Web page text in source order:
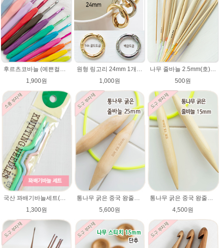
후르츠코바늘 (예쁜컬러 12색상)뜨개바늘 알루미늄코바늘
1,900원
원형 링고리 24mm 1개/가방부자재/원터치링/가방고리/태슬고리/열쇠고리 가방고리 키링 부자재
1,000원
나무 줄바늘 2.5mm(호)~12mm(호) 대바늘 나무바늘 뜨개용품 뜨개도구
500원
국산 꽈배기바늘세트(대/중/소) / 활형스타일
1,300원
통나무 굵은 중국 왕줄바늘(25mm)/총길이 82~84cm/루피망고모자뜨기 줄바늘/굵은대바늘/컨트리/컨트리뉴/매직소프트
5,600원
통나무 굵은 중국 왕줄바늘(15mm)/총길이 70~72cm/루피망고모자뜨기 줄바늘/굵은대바늘/네츄럴울/컨트리/컨트리뉴/매직소프트
4,500원